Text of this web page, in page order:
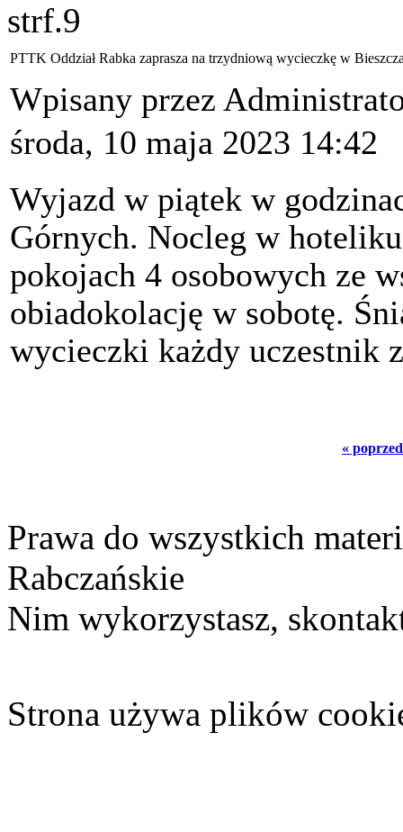
strf.9
PTTK Oddział Rabka zaprasza na trzydniową wycieczkę w
Wpisany przez
środa, 10 maja 2023 14:42
Wyjazd w piątek w
Górnych. Nocleg w
pokojach 4 osobowych ze
obiadokolację w sobotę.
wycieczki każdy uczestnik
«
Prawa do wszystkich
Rabczańskie
Nim wykorzystasz,
Strona używa plików